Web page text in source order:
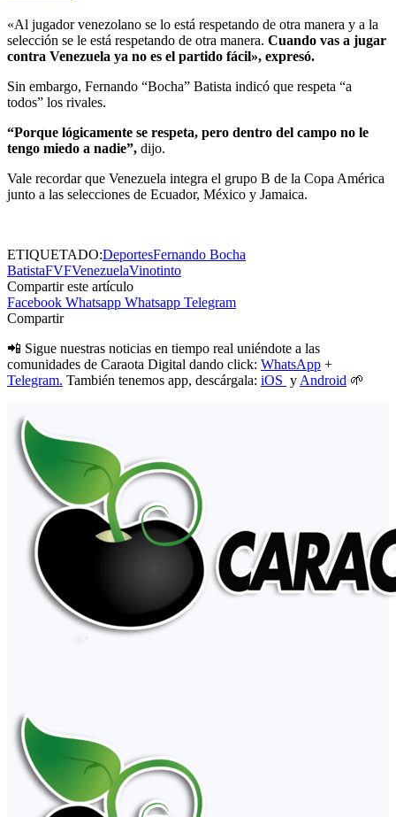
«Al jugador venezolano se lo está respetando de otra manera y a la
selección se le está respetando de otra manera. Cuando vas a jugar
contra Venezuela ya no es el partido fácil», expresó.
Sin embargo, Fernando “Bocha” Batista indicó que respeta “a
todos” los rivales.
“Porque lógicamente se respeta, pero dentro del campo no le
tengo miedo a nadie”, dijo.
Vale recordar que Venezuela integra el grupo B de la Copa América
junto a las selecciones de Ecuador, México y Jamaica.
ETIQUETADO:DeportesFernando Bocha
BatistaFVFVenezuelaVinotinto
Compartir este artículo
Facebook Whatsapp Whatsapp Telegram
Compartir
📲 Sigue nuestras noticias en tiempo real uniéndote a las
comunidades de Caraota Digital dando click: WhatsApp +
Telegram. También tenemos app, descárgala: iOS y Android 🌱